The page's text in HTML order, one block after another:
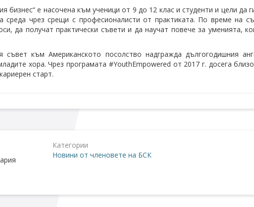
бизнес“ е насочена към ученици от 9 до 12 клас и студенти и цели да
среда чрез срещи с професионалисти от практиката. По време на
да получат практически съвети и да научат повече за уменията,
съвет към Американското посолство надгражда дългогодишния
хора. Чрез програмата #YouthEmpowered от 2017 г. досега
старт.
Категории
Новини от членовете на БСК